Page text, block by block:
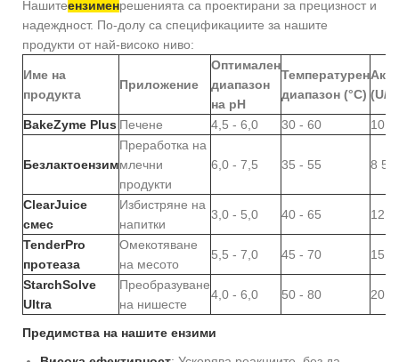
Нашитеензименрешенията са проектирани за прецизност и
надеждност. По-долу са спецификациите за нашите
продукти от най-високо ниво:
Име на
продукта
Приложение
Оптимален
диапазон
на pH
Температурен
диапазон (°C) (U/g)
BakeZyme Plus Печене 4,5 - 6,0 30 - 60 10
Безлактоензим
Преработка на
млечни
продукти
6,0 - 7,5 35 - 55 8
ClearJuice
смес
Избистряне на
напитки
3,0 - 5,0 40 - 65 12
TenderPro
протеаза
Омекотяване
на месото
5,5 - 7,0 45 - 70 15
StarchSolve
Ultra
Преобразуване
на нишесте
4,0 - 6,0 50 - 80 20
Предимства на нашите ензими